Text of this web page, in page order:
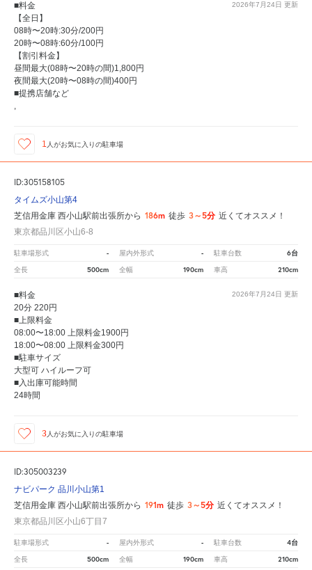
2026年7月24日 更新
■料金
【全日】
08時〜20時:30分/200円
20時〜08時:60分/100円
【割引料金】
昼間最大(08時〜20時の間)1,800円
夜間最大(20時〜08時の間)400円
■提携店舗など
,
1 人がお気に入りの駐車場
ID:305158105
タイムズ小山第4
芝信用金庫 西小山駅前出張所から 186m 徒歩 3～5分 近くてオススメ！
東京都品川区小山6-8
駐車場形式 - 屋内外形式 - 駐車台数 6台
全長 500cm 全幅 190cm 車高 210cm
2026年7月24日 更新
■料金
20分 220円
■上限料金
08:00〜18:00 上限料金1900円
18:00〜08:00 上限料金300円
■駐車サイズ
大型可 ハイルーフ可
■入出庫可能時間
24時間
3人がお気に入りの駐車場
ID:305003239
ナビパーク 品川小山第1
芝信用金庫 西小山駅前出張所から 191m 徒歩 3～5分 近くてオススメ！
東京都品川区小山6丁目7
駐車場形式 - 屋内外形式 - 駐車台数 4台
全長 500cm 全幅 190cm 車高 210cm